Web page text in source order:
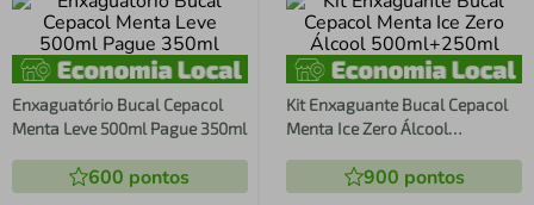
Enxaguatório Bucal Cepacol
Menta Leve 500ml Pague 350ml
600 pontos
Kit Enxaguante Bucal Cepacol
Menta Ice Zero Álcool
900 pontos